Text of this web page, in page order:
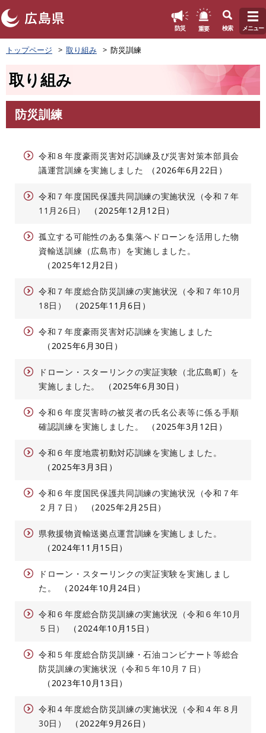
ペ
ー
頭
す
防災 重要 検索 メニュー
トップページ 取り組み 防災訓練
取り組み
文
防災訓練
令和８年度豪雨災害対応訓練及び災害対策本部員会
議運営訓練を実施しました
2026年6月22日
令和７年度国民保護共同訓練の実施状況（令和７年
11月26日）
2025年12月12日
孤立する可能性のある集落へドローンを活用した物
資輸送訓練（広島市）を実施しました。
2025年12月2日
令和７年度総合防災訓練の実施状況（令和７年10月
18日）
2025年11月6日
令和７年度豪雨災害対応訓練を実施しました
2025年6月30日
ドローン・スターリンクの実証実験（北広島町）を
実施しました。
2025年6月30日
令和６年度災害時の被災者の氏名公表等に係る手順
確認訓練を実施しました。
2025年3月12日
令和６年度地震初動対応訓練を実施しました。
2025年3月3日
令和６年度国民保護共同訓練の実施状況（令和７年
２月７日）
2025年2月25日
県救援物資輸送拠点運営訓練を実施しました。
2024年11月15日
ドローン・スターリンクの実証実験を実施しまし
た。
2024年10月24日
令和６年度総合防災訓練の実施状況（令和６年10月
５日）
2024年10月15日
令和５年度総合防災訓練・石油コンビナート等総合
防災訓練の実施状況（令和５年10月７日）
2023年10月13日
令和４年度総合防災訓練の実施状況（令和４年８月
30日）
2022年9月26日